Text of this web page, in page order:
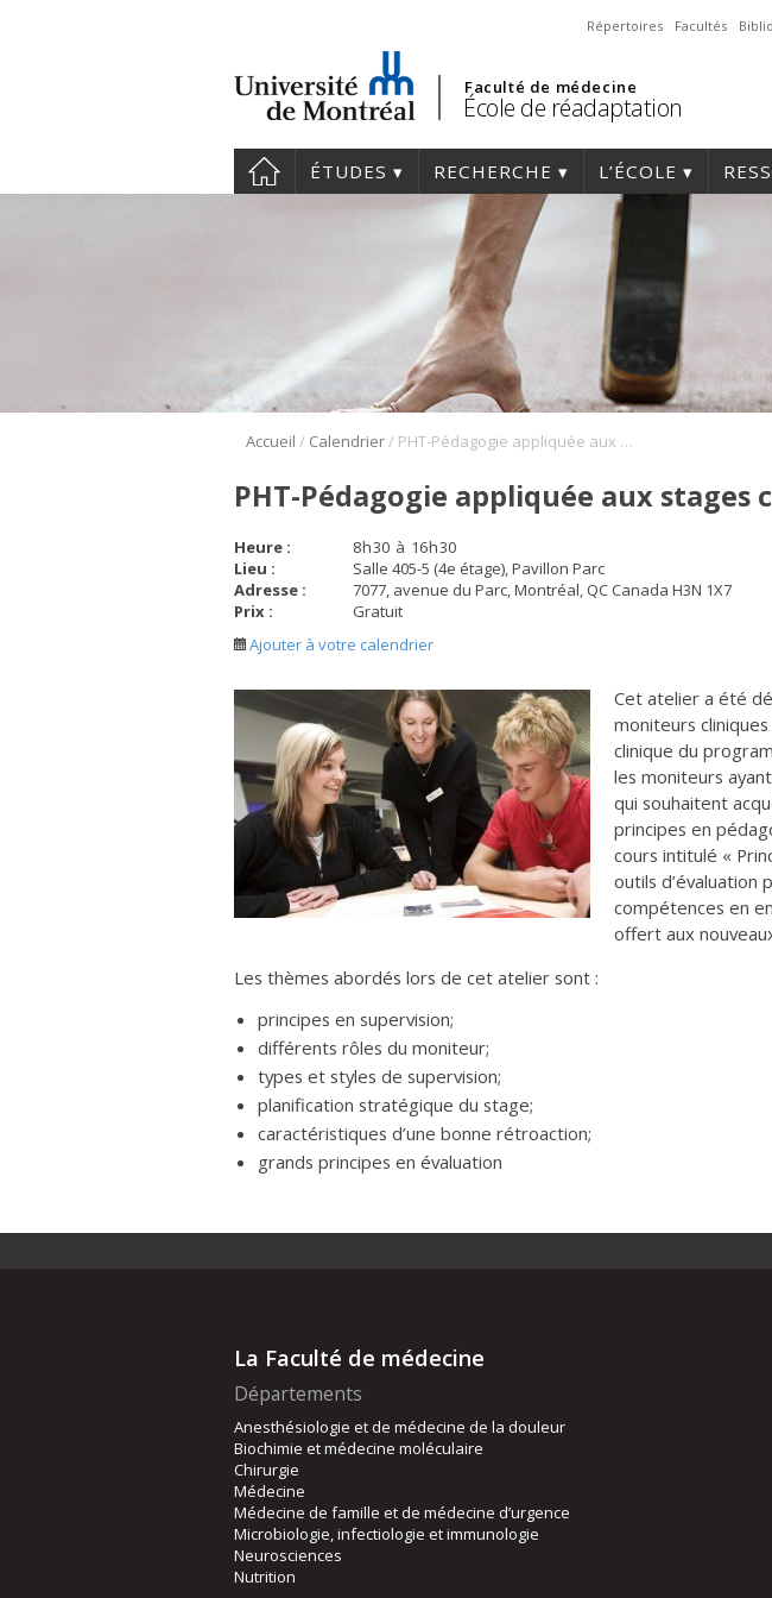
Répertoires Facultés
Faculté de médecine
École de réadaptation
ÉTUDES RECHERCHE L’ÉCOLE
Accueil / Calendrier/ PHT-Pédagogie appliquée aux stages cliniques
PHT-Pédagogie appliquée aux stages
Heure : 8h30 à 16h30
Lieu :
Salle 405-5 (4e étage), Pavillon Parc
Adresse :
7077, avenue du Parc, Montréal, QC Canada H3N 1X7
Prix :
Gratuit
Ajouter à votre calendrier
Cet atelier a été
moniteurs
clinique du
les moniteurs
qui souhaitent
principes en
cours intitulé «
outils d’évaluation
compétences en
offert aux
Les thèmes abordés lors de cet atelier sont :
principes en supervision;
différents rôles du moniteur;
types et styles de supervision;
planification stratégique du stage;
caractéristiques d’une bonne rétroaction;
grands principes en évaluation
La Faculté de médecine
Départements
Anesthésiologie et de médecine de la douleur
Biochimie et médecine moléculaire
Chirurgie
Médecine
Médecine de famille et de médecine d’urgence
Microbiologie, infectiologie et immunologie
Neurosciences
Nutrition